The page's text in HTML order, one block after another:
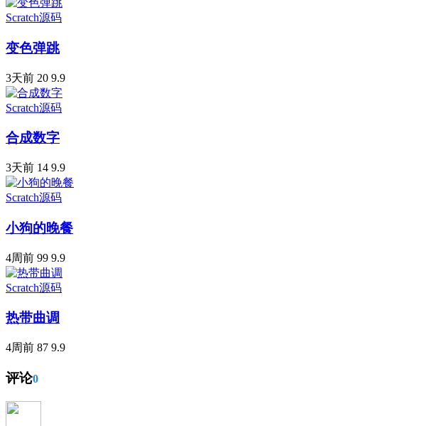
Scratch源码
变色弹跳
3天前 20 9.9
Scratch源码
合成数字
3天前 14 9.9
Scratch源码
小狗的晚餐
4周前 99 9.9
Scratch源码
热带曲调
4周前 87 9.9
评论0